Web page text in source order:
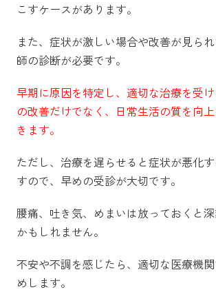
こすケースがあります。
また、症状が激しい場合や改善が見ら
師の診断が必要です。
早期に原因を特定し、適切な治療を受
の改善だけでなく、日常生活の質を向
きます。
ただし、治療を遅らせると症状が悪化
すので、早めの受診が大切です。
腰痛、吐き気、めまいは放っておくと
かもしれません。
不安や不調を感じたら、適切な医療機
めします。